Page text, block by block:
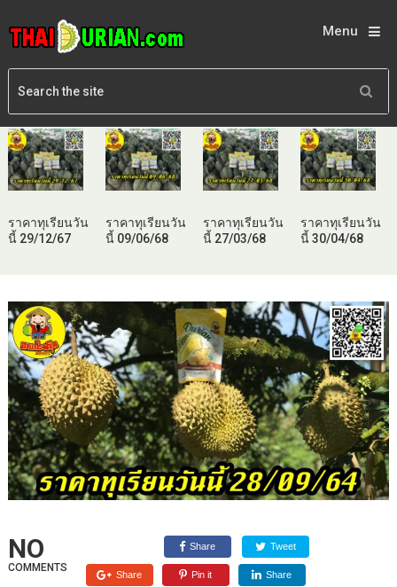
Menu
ราคาทุเรียนวัน
นี้ 29/12/67
ราคาทุเรียนวัน
นี้ 09/06/68
ราคาทุเรียนวัน
นี้ 27/03/68
ราคาทุเรียนวัน
นี้ 30/04/68
NO
COMMENTS
Share Tweet
Share Pin it Share